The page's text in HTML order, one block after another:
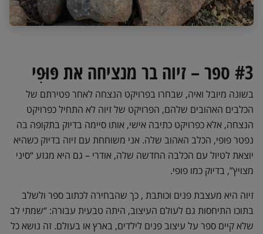
#3 ספר – זיוה בר מנציחה את פּוּפִי
בשונה מיובל ואיה, שבחרו בפרויקט הנצחה לאחר פטירתם של
הכלבים האהובים שלהם, הפרויקט של זיוה לא התחיל כפרויקט
הנצחה, אלא כפרויקט כתיבה אישי, אותו סיימה בדיוק בתקופה בה
נפטר פופי, הכלב האהוב שלה. אני משוחחת עם זיוה בדיוק כשהיא
יוצאת לטיול עם הכלבה החדשה שלה, אודרי – גם היא מגזע “סיני
מצויץ”, בדיוק כמו פופי.
זיוה היא מעצבת פנים וכותבת , כך שהבחירה לכתוב ספר ולשלב
בתוכו התיחסות גם לעולם העיצוב, היתה טבעית עבורה: “שמתי לב
שלא קיים ספר על עיצוב פנים לילדים, בארץ או בעולם. זה נושא כל